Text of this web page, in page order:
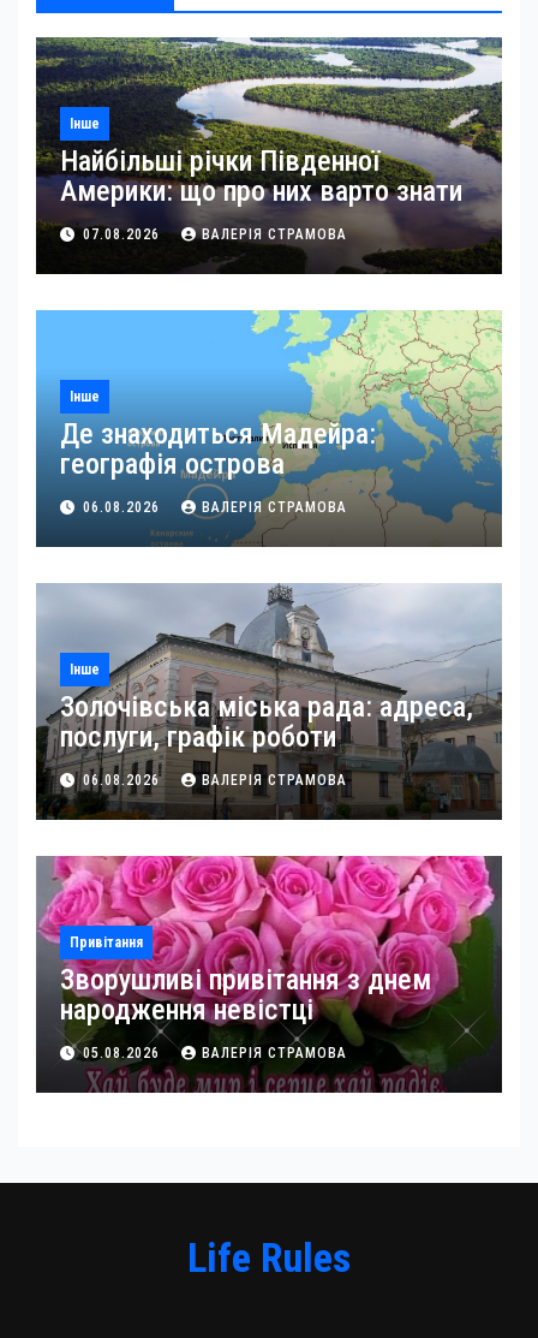
Інше
Найбільші річки Південної
Америки: що про них варто знати
07.08.2026 ВАЛЕРІЯ СТРАМОВА
Інше
Де знаходиться Мадейра:
географія острова
06.08.2026 ВАЛЕРІЯ СТРАМОВА
Інше
Золочівська міська рада: адреса,
послуги, графік роботи
06.08.2026 ВАЛЕРІЯ СТРАМОВА
Привітання
Зворушливі привітання з днем
народження невістці
05.08.2026 ВАЛЕРІЯ СТРАМОВА
Life Rules